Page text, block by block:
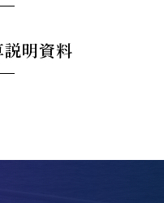
明資料